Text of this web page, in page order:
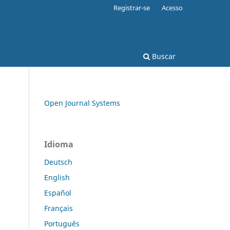
Buscar
Registrar-se Acesso
Open Journal Systems
Idioma
Deutsch
English
Español
Français
Português